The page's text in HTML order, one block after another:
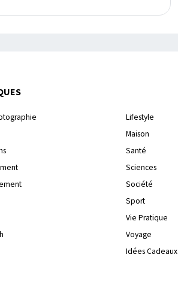
Lifestyle
Maison
Santé
Sciences
Société
Sport
Vie Pratique
Voyage
Idées Cadeaux